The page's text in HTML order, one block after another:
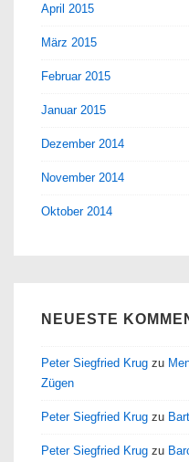
April 2015
März 2015
Februar 2015
Januar 2015
Dezember 2014
November 2014
Oktober 2014
NEUESTE
Peter Siegfried Krug zu
Zügen
Peter Siegfried Krug zu
Peter Siegfried Krug zu